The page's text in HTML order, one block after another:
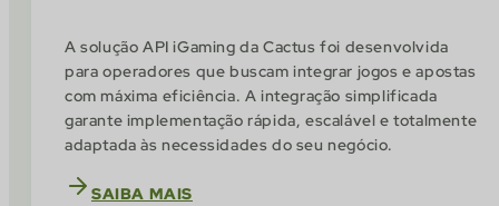
A solução API iGaming da Cactus foi desenvolvida
para operadores que buscam integrar jogos e apostas
com máxima eficiência. A integração simplificada
garante implementação rápida, escalável e totalmente
adaptada às necessidades do seu negócio.
SAIBA MAIS